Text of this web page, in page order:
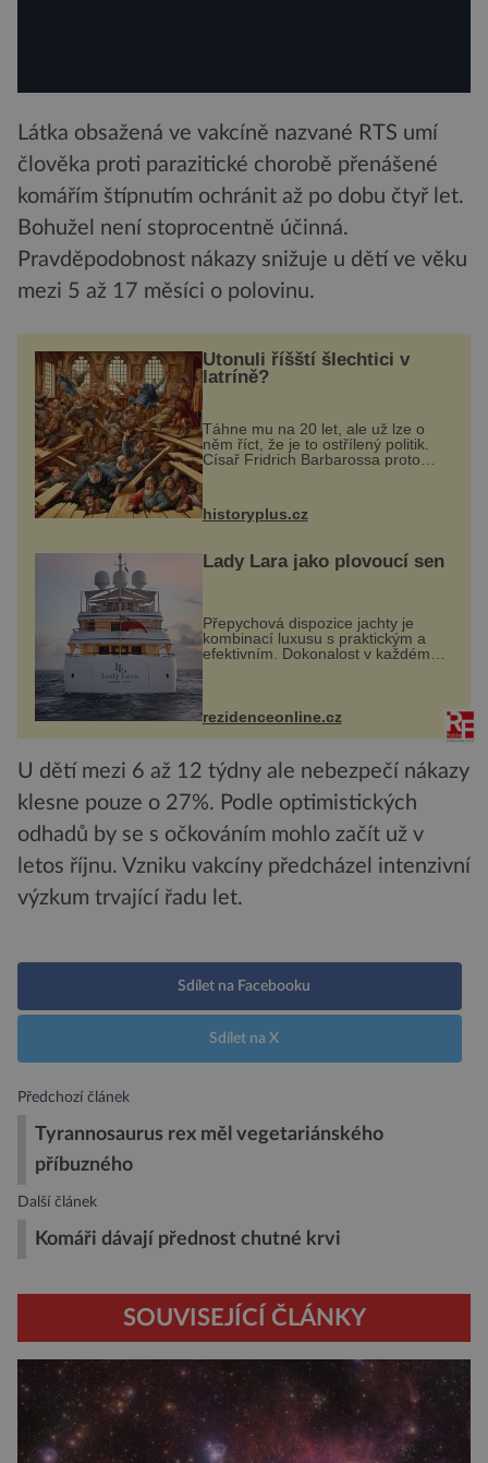
Látka obsažená ve vakcíně nazvané RTS umí
člověka proti parazitické chorobě přenášené
komářím štípnutím ochránit až po dobu čtyř let.
Bohužel není stoprocentně účinná.
Pravděpodobnost nákazy snižuje u dětí ve věku
mezi 5 až 17 měsíci o polovinu.
Utonuli říšští šlechtici v
latríně?
Táhne mu na 20 let, ale už lze o
něm říct, že je to ostřílený politik.
Císař Fridrich Barbarossa proto
posílá svého syna a dědice
prostředníkem při řešení sporu m...
historyplus.cz
Lady Lara jako plovoucí sen
Přepychová dispozice jachty je
kombinací luxusu s praktickým a
efektivním. Dokonalost v každém
detailu představuje značka Fendi
Casa, kterou byly vybaveny její
paluby. Monacký přístav nabízí
každoročn...
rezidenceonline.cz
U dětí mezi 6 až 12 týdny ale nebezpečí nákazy
klesne pouze o 27%. Podle optimistických
odhadů by se s očkováním mohlo začít už v
letos říjnu. Vzniku vakcíny předcházel intenzivní
výzkum trvající řadu let.
Sdílet na Facebooku
Sdílet na X
Předchozí článek
Tyrannosaurus rex měl vegetariánského
příbuzného
Další článek
Komáři dávají přednost chutné krvi
SOUVISEJÍCÍ ČLÁNKY